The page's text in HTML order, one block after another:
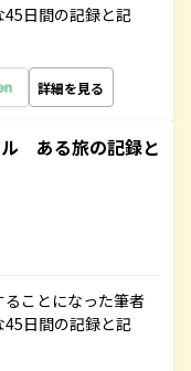
日間の記録と記
詳細を見る
ある旅の記録と
ことになった筆者
日間の記録と記